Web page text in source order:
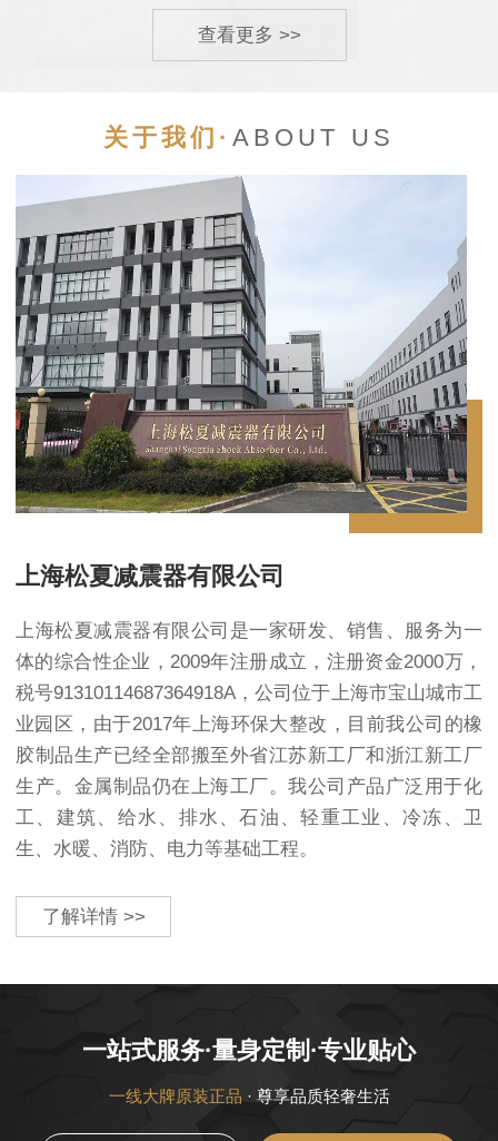
查看更多 >>
关于我们· ABOUT US
上海松夏减震器有限公司
上海松夏减震器有限公司是一家研发、销售、服务为一
体的综合性企业，2009年注册成立，注册资金2000万，
税号91310114687364918A，公司位于上海市宝山城市工
业园区，由于2017年上海环保大整改，目前我公司的橡
胶制品生产已经全部搬至外省江苏新工厂和浙江新工厂
生产。金属制品仍在上海工厂。我公司产品广泛用于化
工、建筑、给水、排水、石油、轻重工业、冷冻、卫
生、水暖、消防、电力等基础工程。
了解详情 >>
一站式服务·量身定制·专业贴心
一线大牌原装正品 · 尊享品质轻奢生活